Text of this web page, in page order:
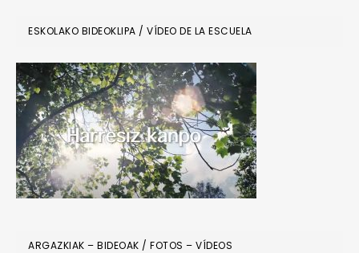
ESKOLAKO BIDEOKLIPA / VÍDEO DE LA ESCUELA
ARGAZKIAK – BIDEOAK / FOTOS – VÍDEOS